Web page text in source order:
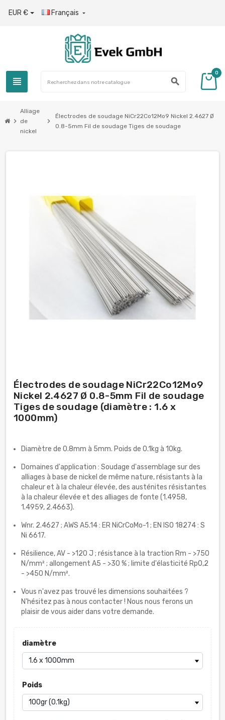
EUR € Français 
view_headline search
0
chevron_right
Alliage
de
nickel
chevron_right
Électrodes de soudage NiCr22Co12Mo9 Nickel 2.4627 Ø
0.8-5mm Fil de soudage Tiges de soudage
Électrodes de soudage NiCr22Co12Mo9
Nickel 2.4627 Ø 0.8-5mm Fil de soudage
Tiges de soudage (diamètre : 1.6 x
1000mm)
Diamètre de 0.8mm à 5mm. Poids de 0.1kg à 10kg.
Domaines d'application : Soudage d'assemblage sur des
alliages à base de nickel de même nature, résistants à la
chaleur et à la chaleur élevée, des austénites résistantes
à la chaleur élevée et des alliages de fonte (1.4958,
1.4959, 2.4663).
Wnr. 2.4627 ; AWS A5.14 : ER NiCrCoMo-1 ; EN ISO 18274 : S
Ni 6617.
Résilience, AV - >120 J ; résistance à la traction Rm - >750
N/mm² ; allongement A5 - >30 % ; limite d'élasticité Rp0,2
- >450 N/mm².
Vous n'avez pas trouvé les dimensions souhaitées ?
N'hésitez pas à nous contacter ! Nous nous ferons un
plaisir de vous aider dans votre demande.
diamètre
Poids